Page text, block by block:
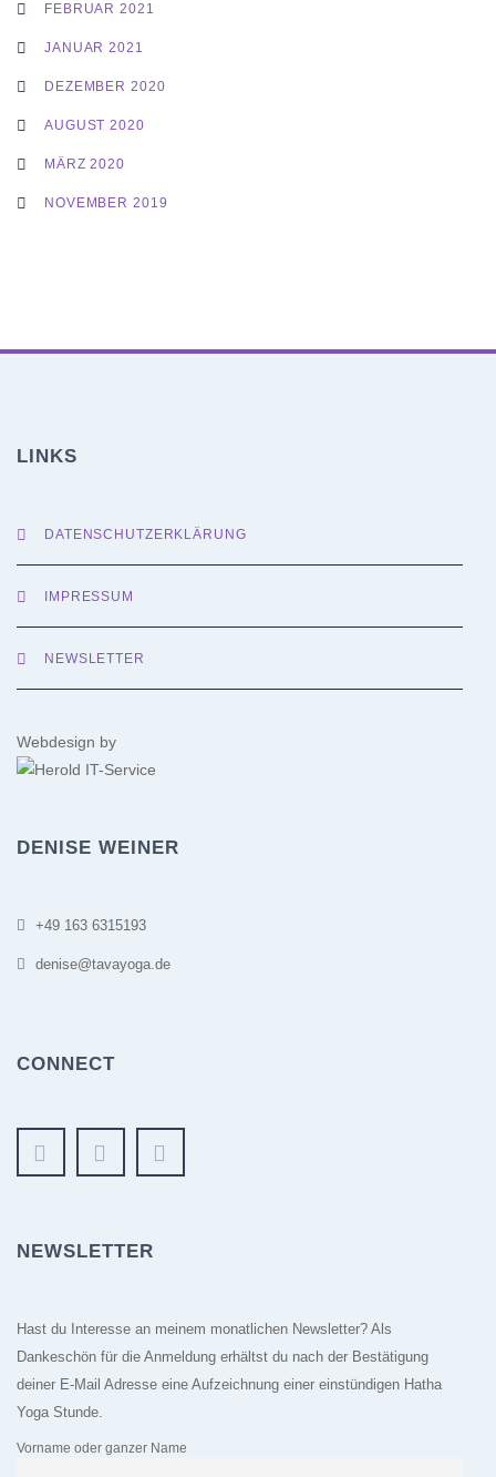
FEBRUAR 2021
JANUAR 2021
DEZEMBER 2020
AUGUST 2020
MÄRZ 2020
NOVEMBER 2019
LINKS
DATENSCHUTZERKLÄRUNG
IMPRESSUM
NEWSLETTER
Webdesign by
DENISE WEINER
+49 163 6315193
denise@tavayoga.de
CONNECT
NEWSLETTER
Hast du Interesse an meinem monatlichen Newsletter? Als
Dankeschön für die Anmeldung erhältst du nach der Bestätigung
deiner E-Mail Adresse eine Aufzeichnung einer einstündigen Hatha
Yoga Stunde.
Vorname oder ganzer Name